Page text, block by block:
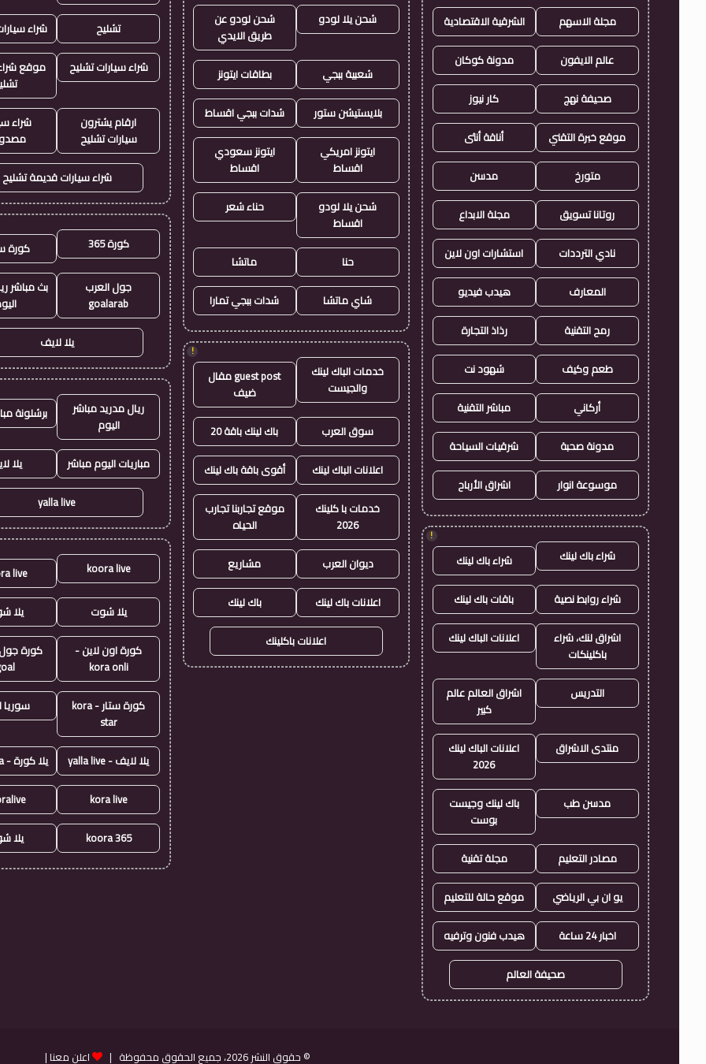
مجلة الاسهم الشرقية الاقتصادية
عالم الايفون مدونة كوكان
صحيفة نهج كار نيوز
موقع خبرة التقني أناقة أنثى
متورخ مدسن
روتانا تسويق مجلة الابداع
نادي الترددات استشارات اون لاين
المعارف هيدب فيديو
رمح التقنية رذاذ التجارة
طعم وكيف شهود نت
أركاني مباشر التقنية
مدونة صحبة شرقيات السياحة
موسوعة انوار اشراق الأرباح
!
شراء باك لينك شراء باك لينك
شراء روابط نصية باقات باك لينك
اشراق لنك، شراء
باكلينكات
اعلانات الباك لينك
التدريس
اشراق العالم عالم
كبير
منتدى الاشراق
اعلانات الباك لينك
2026
مدسن طب
باك لينك وجيست
بوست
مصادر التعليم مجلة تقنية
يو ان بي الرياضي موقع حالة للتعليم
اخبار 24 ساعة هيدب فنون وترفيه
صحيفة العالم
شحن يلا لودو
شحن لودو عن
طريق الايدي
شعبية ببجي بطاقات ايتونز
بلايستيشن ستور شدات ببجي اقساط
ايتونز امريكي
اقساط
ايتونز سعودي
اقساط
شحن يلا لودو
اقساط
حناء شعر
حنا ماتشا
شاي ماتشا شدات ببجي تمارا
!
خدمات الباك لينك
والجيست
guest post مقال
ضيف
سوق العرب باك لينك باقة 20
اعلانات الباك لينك أقوى باقة باك لينك
خدمات با كلينك
2026
موقع تجاربنا تجارب
الحياه
ديوان العرب مشاريع
اعلانات باك لينك باك لينك
اعلانات باكلينك
تشليح شراء
شراء سيارات تشليح
موقع
ارقام يشترون
سيارات تشليح
شراء
شراء سيارات قديمة تشليح
كورة 365 كورة
جول العرب
goalarab
بث مباشر
يلا لايف
ريال مدريد مباشر
اليوم
برشلونة
مباريات اليوم مباشر يلا
yalla live
koora live
live
يلا شوت يلا
كورة اون لاين -
kora onli
كورة ستار - kora
star
سوريا
يلا لايف - yalla live يلا كورة - yallakora
kora live
koora 365 يلا
© حقوق النشر 2026، جميع الحقوق محفوظة | اعلن معنا |